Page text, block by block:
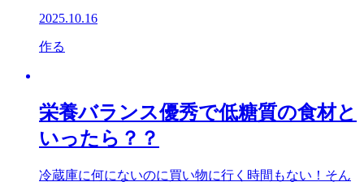
2025.10.16
作る
栄養バランス優秀で低糖質の食材と
いったら？？
冷蔵庫に何にないのに買い物に行く時間もない！そん